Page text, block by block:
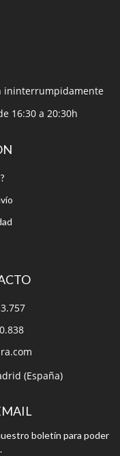
ininterrumpidamente
16:30 a 20:30h
(España)
boletín para poder